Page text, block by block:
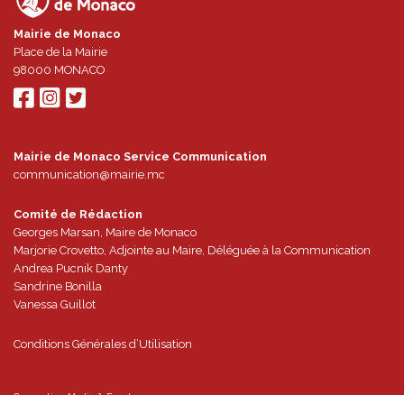
Mairie de Monaco
Place de la Mairie
98000 MONACO
Mairie de Monaco Service Communication
communication@mairie.mc
Comité de Rédaction
Georges Marsan, Maire de Monaco
Marjorie Crovetto, Adjointe au Maire, Déléguée à la Communication
Andrea Pucnik Danty
Sandrine Bonilla
Vanessa Guillot
Conditions Générales d’Utilisation